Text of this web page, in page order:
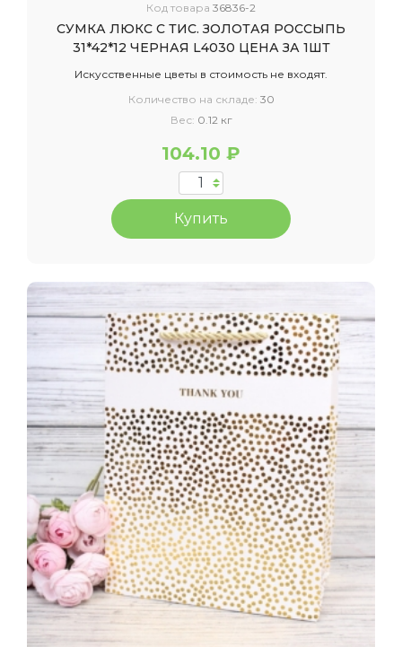
Код товара 36836-2
СУМКА ЛЮКС С ТИС. ЗОЛОТАЯ РОССЫПЬ
31*42*12 ЧЕРНАЯ L4030 ЦЕНА ЗА 1ШТ
Искусственные цветы в стоимость не входят.
Количество на складе: 30
Вес: 0.12 кг
104.10 ₽
Купить